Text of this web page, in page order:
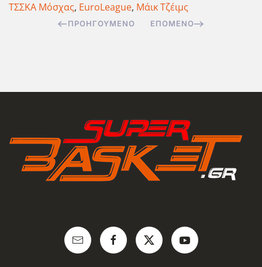
ΤΣΣΚΑ Μόσχας, EuroLeague, Μάικ Τζέιμς
ΠΡΟΗΓΟΎΜΕΝΟ ΕΠΌΜΕΝΟ